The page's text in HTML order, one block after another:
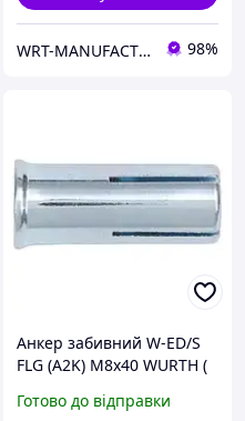
WRT-MANUFACTURING 98%
Анкер забивний W-ED/S
FLG (A2K) M8x40 WURTH (
Готово до відправки